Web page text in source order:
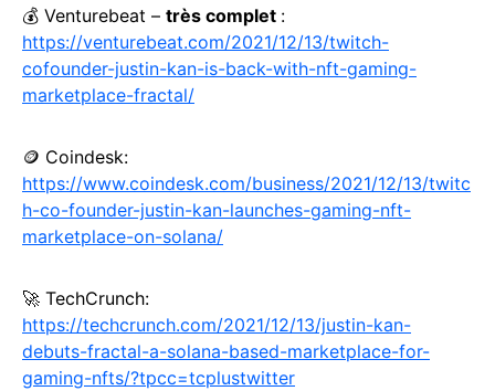
💰 Venturebeat – très complet :
https://venturebeat.com/2021/12/13/twitch-
cofounder-justin-kan-is-back-with-nft-gaming-
marketplace-fractal/
🪙 Coindesk:
https://www.coindesk.com/business/2021/12/13/twitc
h-co-founder-justin-kan-launches-gaming-nft-
marketplace-on-solana/
🚀 TechCrunch:
https://techcrunch.com/2021/12/13/justin-kan-
debuts-fractal-a-solana-based-marketplace-for-
gaming-nfts/?tpcc=tcplustwitter